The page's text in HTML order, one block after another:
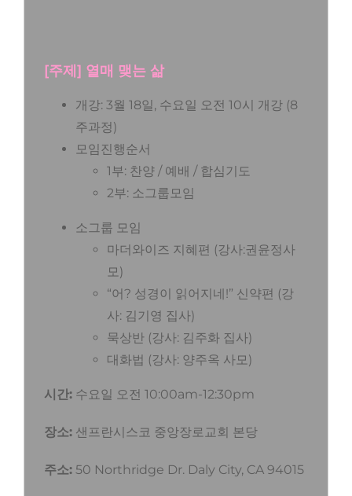
[주제] 열매 맺는 삶
개강: 3월 18일, 수요일 오전 10시 개강 (8
주과정)
모임진행순서
1부: 찬양 / 예배 / 합심기도
2부: 소그룹모임
소그룹 모임
마더와이즈 지혜편 (강사:권윤정사
모)
“어? 성경이 읽어지네!” 신약편 (강
사: 김기영 집사)
묵상반 (강사: 김주화 집사)
대화법 (강사: 양주옥 사모)
시간:수요일 오전 10:00am-12:30pm
장소:샌프란시스코 중앙장로교회 본당
주소:50 Northridge Dr. Daly City, CA 94015